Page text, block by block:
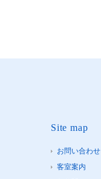
Site map
お問い合わせ
客室案内